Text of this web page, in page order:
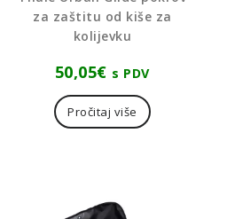
za zaštitu od kiše za
kolijevku
50,05€ s PDV
Pročitaj više